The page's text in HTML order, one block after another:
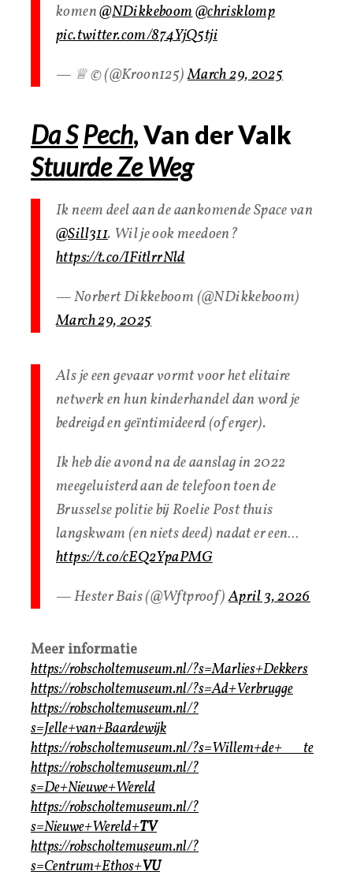
komen@NDikkeboom@chrisklomp
pic.twitter.com/874YjQ5tji
— ♕ © (@Kroon125)March 29, 2025
Da S Pech, Van der Valk
Stuurde Ze Weg
Ik neem deel aan de aankomende Space van
@Sill311. Wil je ook meedoen?
https://t.co/IFitlrrNld
— Norbert Dikkeboom (@NDikkeboom)
March 29, 2025
Als je een gevaar vormt voor het elitaire
netwerk en hun kinderhandel dan word je
bedreigd en geïntimideerd (of erger).
Ik heb die avond na de aanslag in 2022
meegeluisterd aan de telefoon toen de
Brusselse politie bij Roelie Post thuis
langskwam (en niets deed) nadat er een…
https://t.co/cEQ2YpaPMG
— Hester Bais (@Wftproof)April 3, 2026
Meer informatie
https://robscholtemuseum.nl/?s=Marlies+Dekkers
https://robscholtemuseum.nl/?s=Ad+Verbrugge
https://robscholtemuseum.nl/?
s=Jelle+van+Baardewijk
https://robscholtemuseum.nl/?s=Willem+de+Witte
https://robscholtemuseum.nl/?
s=De+Nieuwe+Wereld
https://robscholtemuseum.nl/?
s=Nieuwe+Wereld+TV
https://robscholtemuseum.nl/?
s=Centrum+Ethos+VU